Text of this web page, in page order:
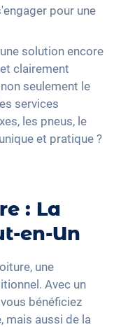
pour une
solution encore
clairement
seulement le
services
les pneus, le
et pratique ?
: La
en-Un
une
Avec un
bénéficiez
mais aussi de la